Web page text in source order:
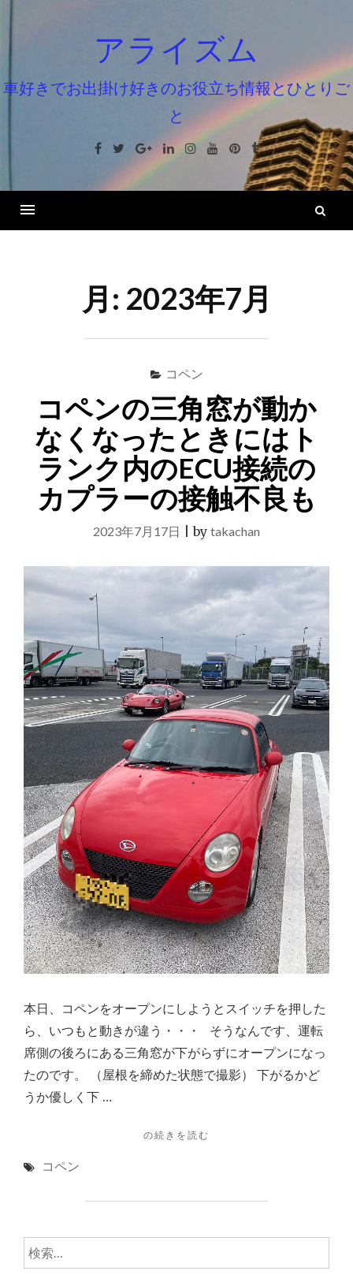
ン
ツ
ッ
アライズム
車好きでお出掛け好きのお役立ち情報とひとりご
と
Facebook
TwitterGoogle+LinkedinInstagramYoutube
Pinterest
Tumblr
月: 2023年7月
コペン
コペンの三角窓が動か
なくなったときにはト
ランク内のECU接続の
カプラーの接触不良も
2023年7月17日 |by takachan
本日、コペンをオープンにしようとスイッチを押した
ら、いつもと動きが違う・・・ そうなんです、運転
席側の後ろにある三角窓が下がらずにオープンになっ
たのです。 （屋根を締めた状態で撮影） 下がるかど
うか優しく下 …
"コ
三
動
の続きを読む
コペン
検
索: